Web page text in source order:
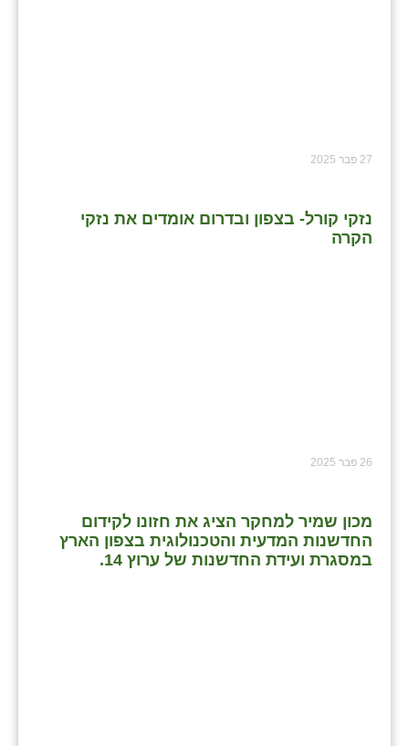
27 פבר 2025
נזקי קורל- בצפון ובדרום אומדים את נזקי
הקרה
26 פבר 2025
מכון שמיר למחקר הציג את חזונו לקידום
החדשנות המדעית והטכנולוגית בצפון הארץ
במסגרת ועידת החדשנות של ערוץ 14.